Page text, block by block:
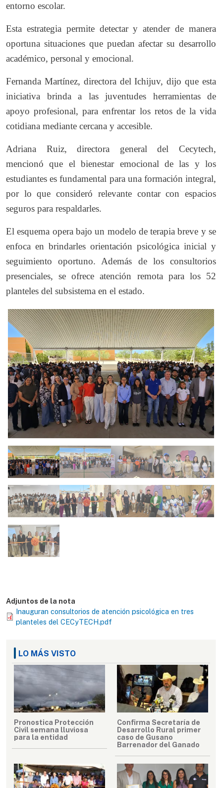
entorno escolar.
Esta estrategia permite detectar y atender de manera
oportuna situaciones que puedan afectar su desarrollo
académico, personal y emocional.
Fernanda Martínez, directora del Ichijuv, dijo que esta
iniciativa brinda a las juventudes herramientas de
apoyo profesional, para enfrentar los retos de la vida
cotidiana mediante cercana y accesible.
Adriana Ruiz, directora general del Cecytech,
mencionó que el bienestar emocional de las y los
estudiantes es fundamental para una formación integral,
por lo que consideró relevante contar con espacios
seguros para respaldarles.
El esquema opera bajo un modelo de terapia breve y se
enfoca en brindarles orientación psicológica inicial y
seguimiento oportuno. Además de los consultorios
presenciales, se ofrece atención remota para los 52
planteles del subsistema en el estado.
Adjuntos de la nota
Inauguran consultorios de atención psicológica en tres
planteles del CECyTECH.pdf
LO MÁS VISTO
Pronostica Protección
Civil semana lluviosa
para la entidad
Confirma Secretaría de
Desarrollo Rural primer
caso de Gusano
Barrenador del Ganado